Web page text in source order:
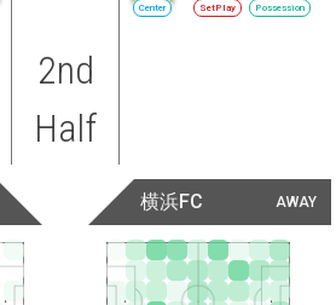
Center SetPlay Possession
2nd
Half
AWAY
横浜FC